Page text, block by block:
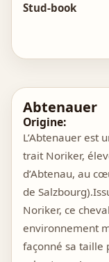
Stud-book
Abtenauer
Origine:
L’Abtenauer est
trait Noriker,
d’Abtenau, au
de
Noriker, ce
environnement
façonné sa taille